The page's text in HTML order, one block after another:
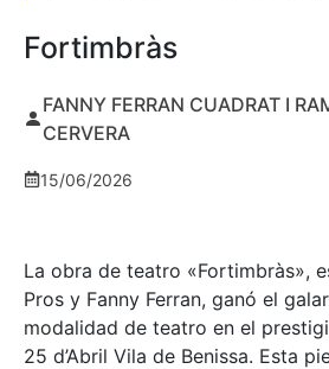
Fortimbràs
FANNY FERRAN CUADRAT I
CERVERA
15/06/2026
La obra de teatro «Fortimbràs»,
Pros y Fanny Ferran, ganó el
modalidad de teatro en el
25 d’Abril Vila de Benissa. Esta